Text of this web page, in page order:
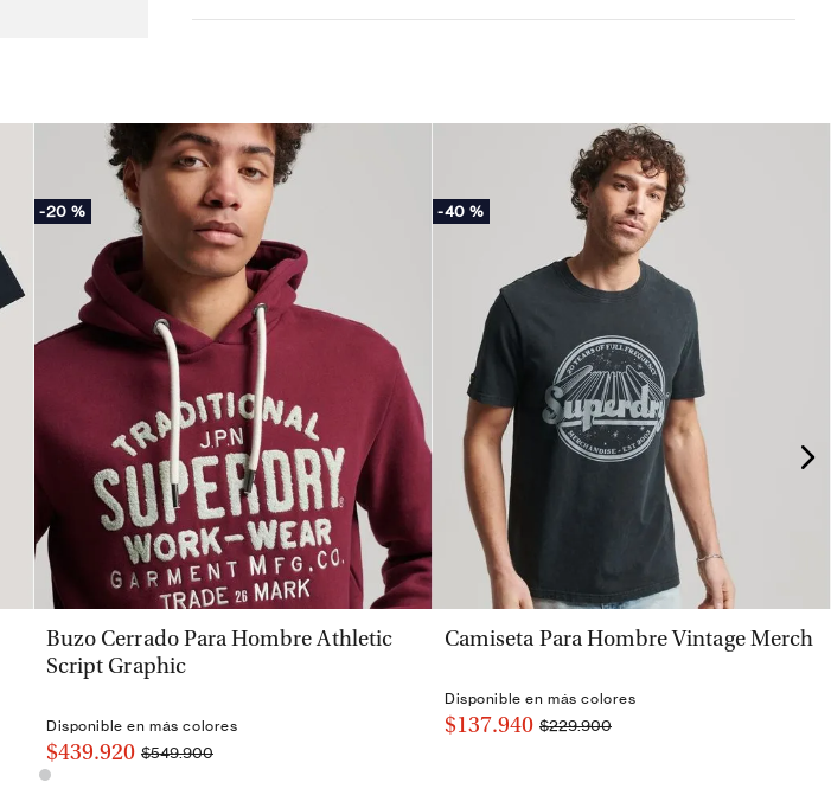
-20 %
VISTA RÁPIDA
Buzo Cerrado Para Hombre Athletic
Script Graphic
Disponible en más colores
$439.920 $549.900
-40 %
VISTA RÁPIDA
Camiseta Para Hombre Vintage Merch
Disponible en más colores
$137.940 $229.900